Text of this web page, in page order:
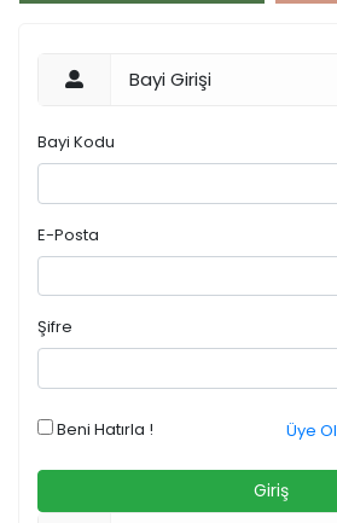
Bayi Girişi
Bayi Kodu
E-Posta
Şifre
Beni Hatırla ! Üye Ol
Giriş